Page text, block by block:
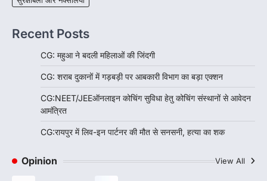
Recent Posts
CG: महुआ ने बदली महिलाओं की जिंदगी
CG: शराब दुकानों में गड़बड़ी पर आबकारी विभाग का बड़ा एक्शन
CG:NEET/JEEऑनलाइन कोचिंग सुविधा हेतु कोचिंग संस्थानों से आवेदन
आमंत्रित
CG:रायपुर में लिव-इन पार्टनर की मौत से सनसनी, हत्या का शक
Opinion View All